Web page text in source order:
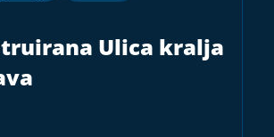
Ulica kralja